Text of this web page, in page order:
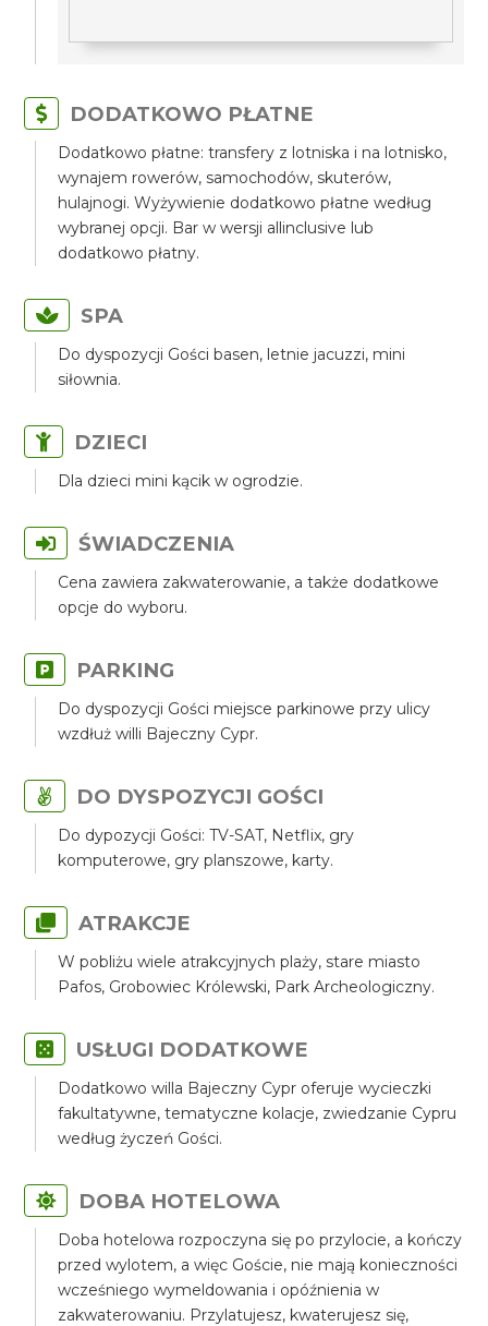
DODATKOWO PŁATNE
Dodatkowo płatne: transfery z lotniska i na lotnisko,
wynajem rowerów, samochodów, skuterów,
hulajnogi. Wyżywienie dodatkowo płatne według
wybranej opcji. Bar w wersji allinclusive lub
dodatkowo płatny.
SPA
Do dyspozycji Gości basen, letnie jacuzzi, mini
siłownia.
DZIECI
Dla dzieci mini kącik w ogrodzie.
ŚWIADCZENIA
Cena zawiera zakwaterowanie, a także dodatkowe
opcje do wyboru.
PARKING
Do dyspozycji Gości miejsce parkinowe przy ulicy
wzdłuż willi Bajeczny Cypr.
DO DYSPOZYCJI GOŚCI
Do dypozycji Gości: TV-SAT, Netflix, gry
komputerowe, gry planszowe, karty.
ATRAKCJE
W pobliżu wiele atrakcyjnych plaży, stare miasto
Pafos, Grobowiec Królewski, Park Archeologiczny.
USŁUGI DODATKOWE
Dodatkowo willa Bajeczny Cypr oferuje wycieczki
fakultatywne, tematyczne kolacje, zwiedzanie Cypru
według życzeń Gości.
DOBA HOTELOWA
Doba hotelowa rozpoczyna się po przylocie, a kończy
przed wylotem, a więc Goście, nie mają konieczności
wcześniego wymeldowania i opóźnienia w
zakwaterowaniu. Przylatujesz, kwaterujesz się,